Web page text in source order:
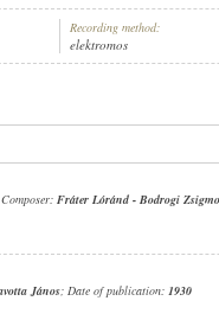
Recording method:
elektromos
Fráter Lóránd - Bodrogi
János; Date of publication: 1930